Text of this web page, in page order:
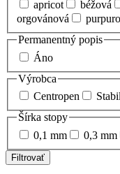
apricot
béžová
orgovánová
Permanentný popis
Áno
Výrobca
Centropen
Šírka stopy
0,1 mm
0,3 mm
Filtrovať